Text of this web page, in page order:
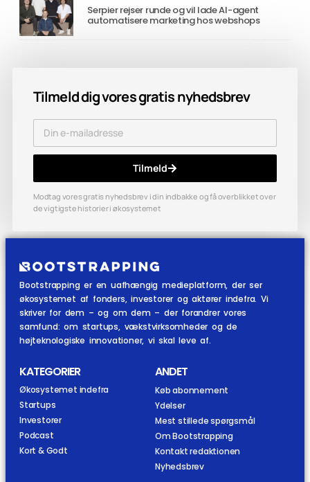
Serpier rejser runde og vil lade AI-agent
automatisere marketing hos webshops
Tilmeld dig vores gratis nyhedsbrev
Tilmeld
Modtag vores gratis nyhedsbrev i din indbakke og få overblikket over
de vigtigste historier i økosystemet
Bootstrapping er en uafhængig medieplatform, der ser
økosystemet af fonders, investorer og aktører indefra. Vi
skriver for dem – og om dem – der forandrer vores
samfund: om startups, vækstvirksomheder og de
højteknologiske innovationer, vi skal leve af.
KATEGORIER
Økosystemet indefra
Startups
Investorer
Podcast
Kort & Godt
ANDET
Køb abonnement
Ydelser
Mest stillede spørgsmål
Om Bootstrapping
Kontakt redaktionen
Nyhedsbrev